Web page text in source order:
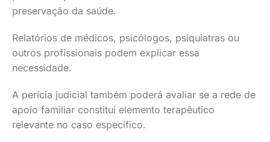
preservação da saúde.
Relatórios de médicos, psicólogos, psiquiatras ou
outros profissionais podem explicar essa
necessidade.
A perícia judicial também poderá avaliar se a rede de
apoio familiar constitui elemento terapêutico
relevante no caso específico.